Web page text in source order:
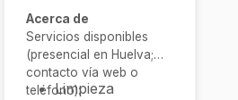
Acerca de
Servicios disponibles
(presencial en Huelva;
contacto vía web o
teléfono):Limpieza